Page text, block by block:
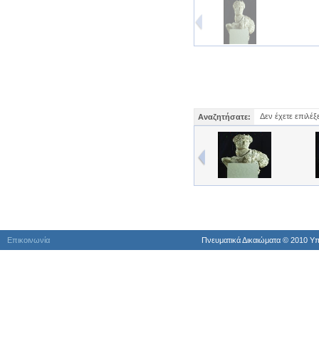
Αναζητήσατε: Δεν έχετε
Επικοινωνία Πνευματικά Δικαιώματα © 2010